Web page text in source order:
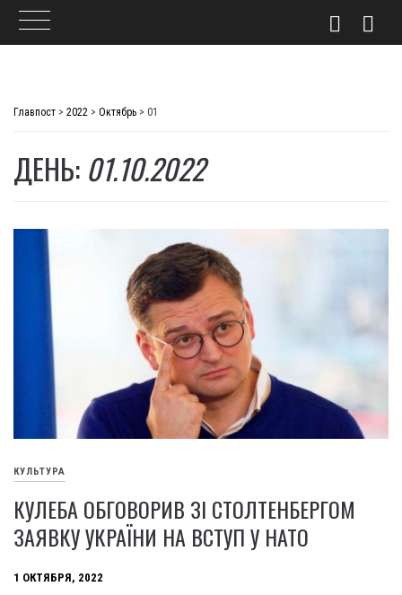
Главпост > 2022 > Октябрь > 01
ДЕНЬ: 01.10.2022
КУЛЬТУРА
КУЛЕБА ОБГОВОРИВ ЗІ СТОЛТЕНБЕРГОМ
ЗАЯВКУ УКРАЇНИ НА ВСТУП У НАТО
1 ОКТЯБРЯ, 2022